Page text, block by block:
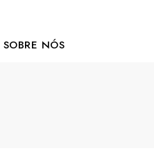
SOBRE NÓS